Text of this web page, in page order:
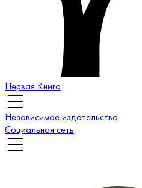
Первая Книга
Независимое издательство
Социальная сеть